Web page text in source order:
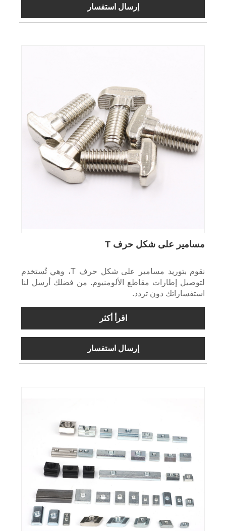
إرسال استفسار
مسامير على شكل حرف T
نقوم بتوريد مسامير على شكل حرف T، وهي تُستخدم
لتوصيل إطارات مقاطع الألومنيوم. من فضلك أرسل لنا
استفساراتك دون تردد.
اقرأ أكثر
إرسال استفسار